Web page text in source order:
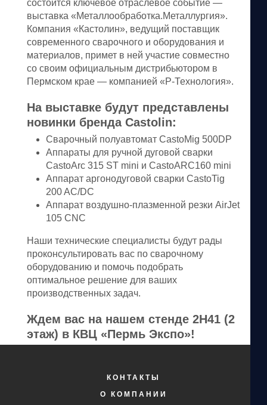
состоится ключевое отраслевое событие —
выставка «Металлообработка.Металлургия».
Компания «Кастолин», ведущий поставщик
современного сварочного и оборудования и
материалов, примет в ней участие совместно
со своим официальным дистрибьютором в
Пермском крае — компанией «Р-Технология».
На выставке будут представлены
новинки бренда Castolin:
Сварочный полуавтомат CastoMig 500DP
Аппараты для ручной дуговой сварки
CastoArc 315 ST mini и CastoARC160 mini
Аппарат аргонодуговой сварки CastoTig
200 AC/DC
Аппарат воздушно-плазменной резки AirJet
105 CNC
Наши технические специалисты будут рады
проконсультировать вас по сварочному
оборудованию и помочь подобрать
оптимальное решение для ваших
производственных задач.
Ждем вас на нашем стенде 2Н41 (2
этаж) в КВЦ «Пермь Экспо»!
КОНТАКТЫ
О КОМПАНИИ